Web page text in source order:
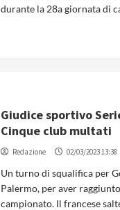
durante la 28a giornata di
Giudice sportivo
Cinque club multati
Redazione 02/03/2023 13:38
Un turno di squalifica per
Palermo, per aver
campionato. Il francese